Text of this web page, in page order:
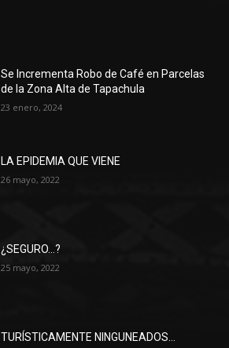
Se Incrementa Robo de Café en Parcelas
de la Zona Alta de Tapachula
23 enero, 2024
LA EPIDEMIA QUE VIENE
26 mayo, 2022
¿SEGURO…?
25 mayo, 2022
TURÍSTICAMENTE NINGUNEADOS…